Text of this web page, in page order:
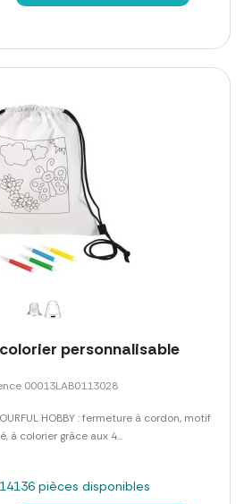
personnalisable
00013LAB0113028
HOBBY : fermeture à cordon, motif
à colorier grâce aux 4...
pièces disponibles